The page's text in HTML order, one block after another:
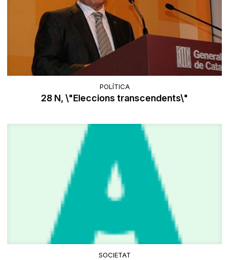
POLÍTICA
28 N, \"Eleccions transcendents\"
SOCIETAT